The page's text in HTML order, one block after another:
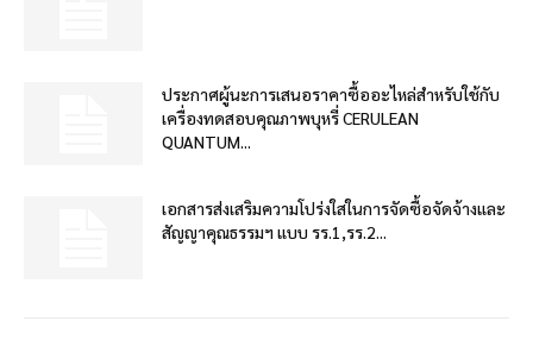
ประกาศผู้นะการเสนอราคาซื้ออะไหล่สำหรับใช้กับ
เครื่องทดสอบคุณภาพบุหรี่ CERULEAN
QUANTUM...
เอกสารส่งเสริมความโปร่งใสในการจัดซื้อจัดจ้างและ
สัญญาคุณธรรมฯ แบบ รร.1,รร.2...